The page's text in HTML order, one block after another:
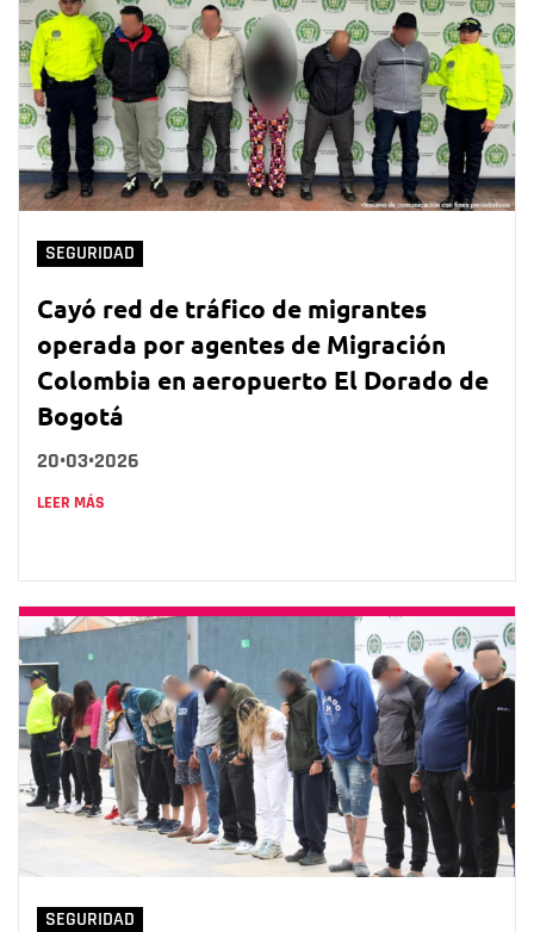
SEGURIDAD
Cayó red de tráfico de migrantes
operada por agentes de Migración
Colombia en aeropuerto El Dorado de
Bogotá
20•03•2026
LEER MÁS
SEGURIDAD